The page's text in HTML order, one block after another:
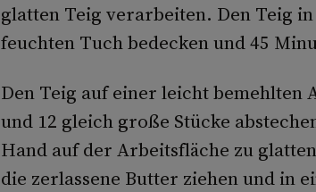
glatten Teig verarbeiten. Den Teig
feuchten Tuch bedecken und 45
Den Teig auf einer leicht
und 12 gleich große Stücke
Hand auf der Arbeitsfläche zu
die zerlassene Butter ziehen und in